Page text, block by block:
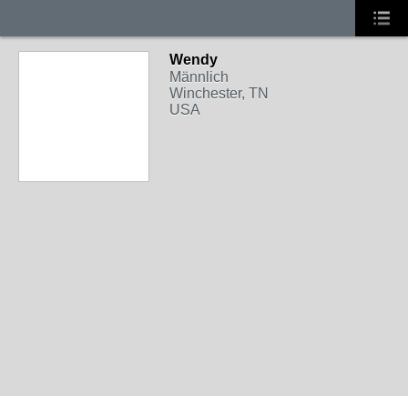
Wendy
Männlich
Winchester, TN
USA